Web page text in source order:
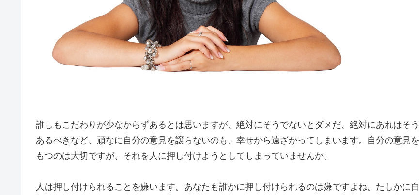
誰しもこだわりが少なからずあるとは思いますが、絶対にそうでないとダメだ、絶対にあれはそう
あるべきなど、頑なに自分の意見を譲らないのも、幸せから遠ざかってしまいます。自分の意見を
もつのは大切ですが、それを人に押し付けようとしてしまっていませんか。
人は押し付けられることを嫌います。あなたも誰かに押し付けられるのは嫌ですよね。たしかに自